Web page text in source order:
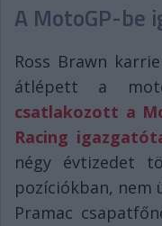
A MotoGP-be
Ross Brawn
átlépett a
csatlakozott a
Racing
négy évtizedet
pozíciókban, nem
Pramac